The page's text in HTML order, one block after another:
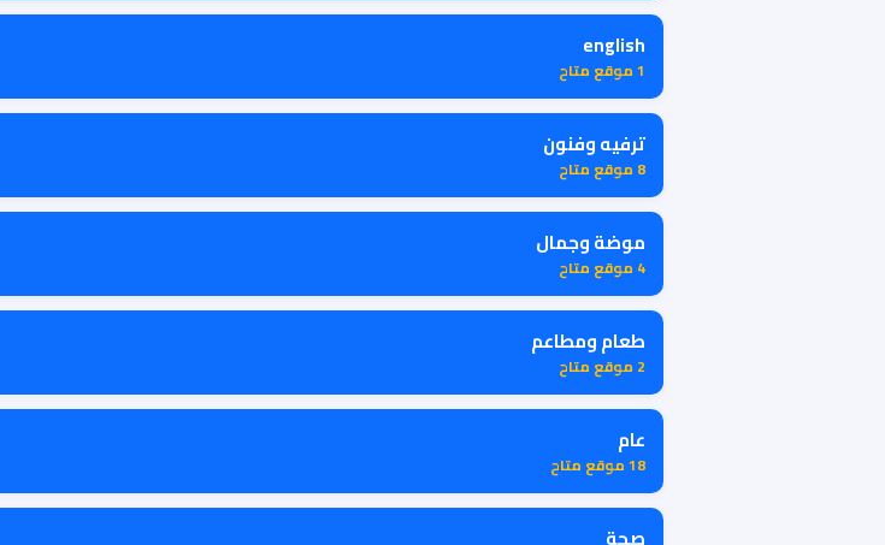
english
1 موقع متاح
ترفيه وفنون
8 موقع متاح
موضة وجمال
4 موقع متاح
طعام ومطاعم
2 موقع متاح
عام
18 موقع متاح